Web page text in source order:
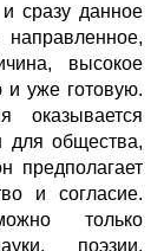
сразу данное
высокое
и уже готовую.
для общества,
предполагает
и согласие.
только
поэзии,